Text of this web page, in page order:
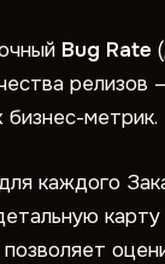
Bug Rate
релизов
метрик.
каждого